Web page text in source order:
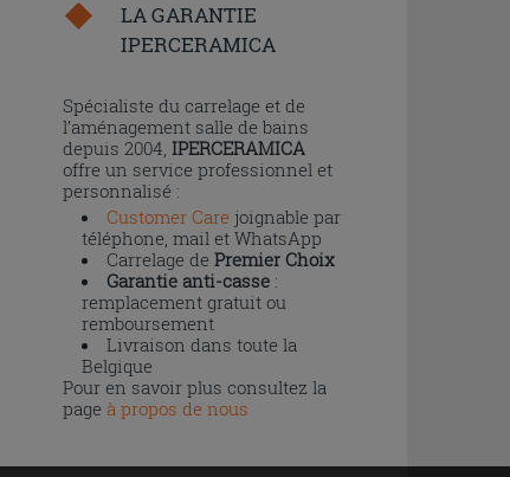
LA GARANTIE
IPERCERAMICA
Spécialiste du carrelage et de
l’aménagement salle de bains
depuis 2004, IPERCERAMICA
offre un service professionnel et
personnalisé :
Customer Carejoignable par
téléphone, mail et WhatsApp
Carrelage de Premier Choix
Garantie anti-casse:
remplacement gratuit ou
remboursement
Livraison dans toute la
Belgique
Pour en savoir plus consultez la
page à propos de nous